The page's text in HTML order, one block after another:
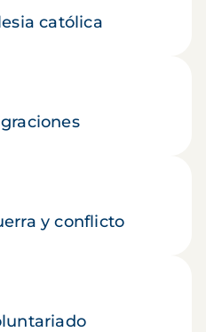
católica
y conflicto